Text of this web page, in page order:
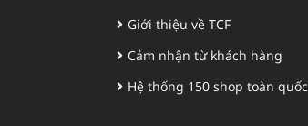
Giới thiệu về TCF
Cảm nhận từ khách hàng
Hệ thống 150 shop toàn quốc